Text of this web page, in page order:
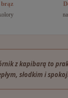
brąz
z kapibarą to
słodkim i